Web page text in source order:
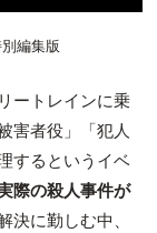
編集版
ートレインに乗
害者役」「犯人
するというイベ
際の殺人事件が
決に勤しむ中、